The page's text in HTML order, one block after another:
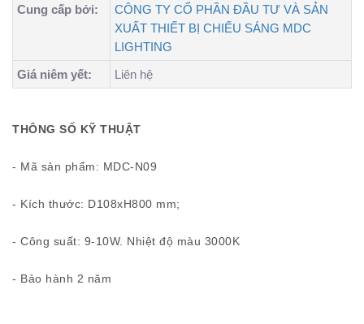
Cung cấp bởi:
CÔNG TY CỔ PHẦN ĐẦU TƯ VÀ SẢN
XUẤT THIẾT BỊ CHIẾU SÁNG MDC
LIGHTING
Giá niêm yết:
Liên hệ
THÔNG SỐ KỸ THUẬT
- Mã sản phẩm: MDC-N09
- Kích thước: D108xH800 mm;
- Công suất: 9-10W. Nhiệt độ màu 3000K
- Bảo hành 2 năm